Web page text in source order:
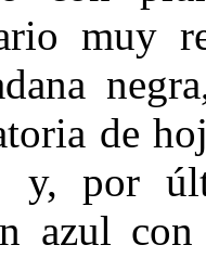
muy
de
y, por
azul